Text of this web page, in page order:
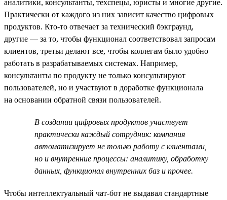
аналитики, консультанты, техспецы, юристы и многие другие.
Практически от каждого из них зависит качество цифровых
продуктов. Кто-то отвечает за технический бэкграунд,
другие — за то, чтобы функционал соответствовал запросам
клиентов, третьи делают все, чтобы коллегам было удобно
работать в разрабатываемых системах. Например,
консультанты по продукту не только консультируют
пользователей, но и участвуют в доработке функционала
на основании обратной связи пользователей.
В создании цифровых продуктов участвует
практически каждый сотрудник: компания
автоматизирует не только работу с клиентами,
но и внутренние процессы: аналитику, обработку
данных, функционал внутренних баз и прочее.
Чтобы интеллектуальный чат-бот не выдавал стандартные